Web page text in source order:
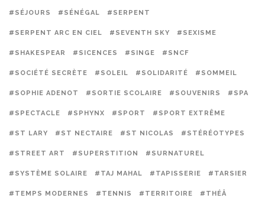
#SÉJOURS #SÉNÉGAL #SERPENT
#SERPENT ARC EN CIEL #SEVENTH SKY #SEXISME
#SHAKESPEAR #SICENCES #SINGE #SNCF
#SOCIÉTÉ SECRÈTE #SOLEIL #SOLIDARITÉ #SOMMEIL
#SOPHIE ADENOT #SORTIE SCOLAIRE #SOUVENIRS #SPA
#SPECTACLE #SPHYNX #SPORT #SPORT EXTRÊME
#ST LARY #ST NECTAIRE #ST NICOLAS #STÉRÉOTYPES
#STREET ART #SUPERSTITION #SURNATUREL
#SYSTÈME SOLAIRE #TAJ MAHAL #TAPISSERIE #TARSIER
#TEMPS MODERNES #TENNIS #TERRITOIRE #THÉÂ